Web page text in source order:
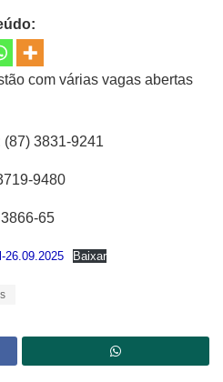
com várias vagas abertas
3831-9241
9480
65
26.09.2025 Baixar